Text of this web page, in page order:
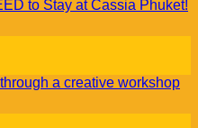
to Stay at Cassia Phuket!
a creative workshop